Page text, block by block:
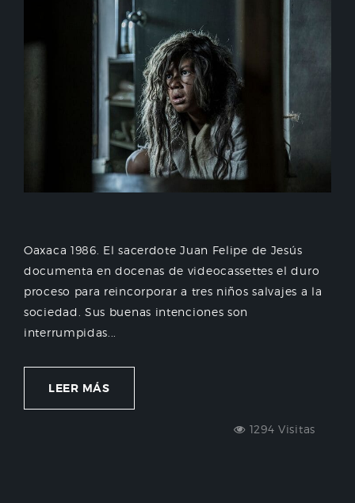
Oaxaca 1986. El sacerdote Juan Felipe de Jesús
documenta en docenas de videocassettes el duro
proceso para reincorporar a tres niños salvajes a la
sociedad. Sus buenas intenciones son
interrumpidas...
LEER MÁS
1294 Visitas